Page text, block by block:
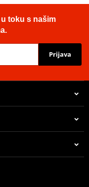
toku s našim
Prijava